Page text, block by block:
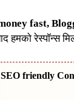
fast,
हमको रेस्पॉन्स
SEO friendly